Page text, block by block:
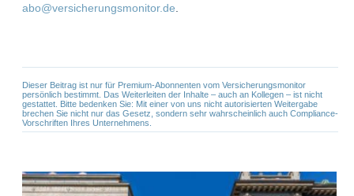
abo@versicherungsmonitor.de
Dieser Beitrag ist nur für Premium-Abonnenten vom Versicherungsmonitor
persönlich bestimmt. Das Weiterleiten der Inhalte – auch an Kollegen – ist nicht
gestattet. Bitte bedenken Sie: Mit einer von uns nicht autorisierten Weitergabe
brechen Sie nicht nur das Gesetz, sondern sehr wahrscheinlich auch Compliance-
Vorschriften Ihres Unternehmens.